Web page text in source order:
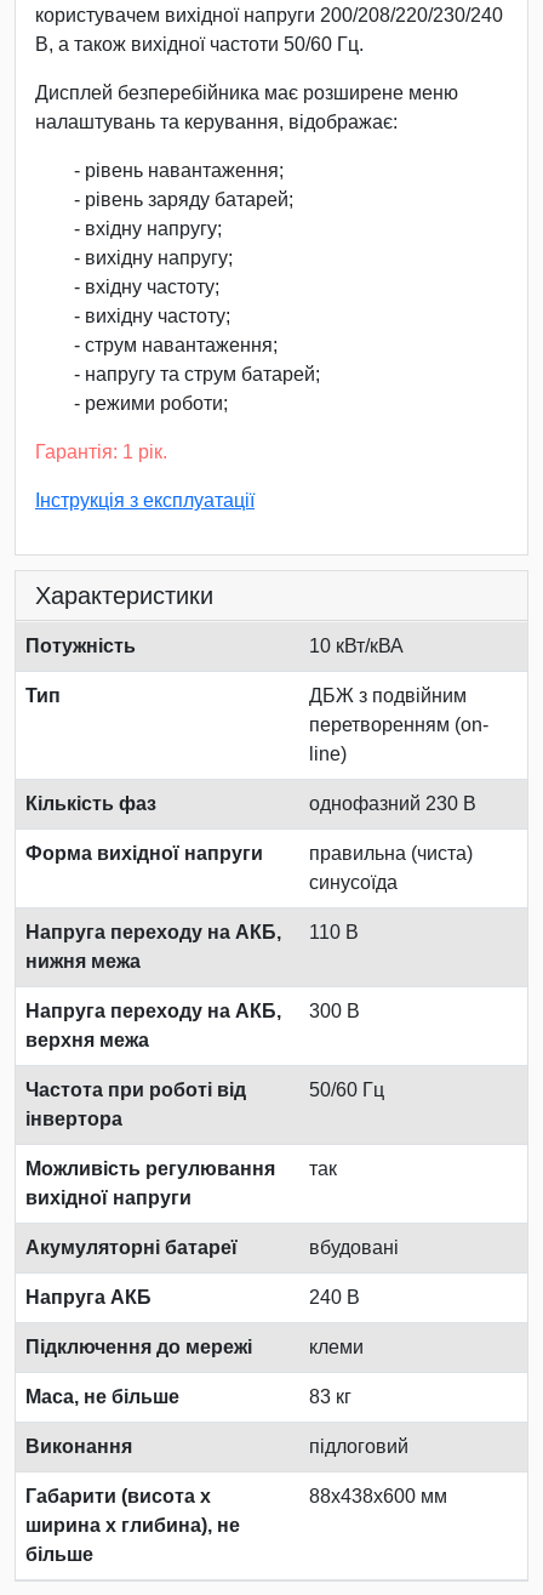
користувачем вихідної напруги 200/208/220/230/240
В, а також вихідної частоти 50/60 Гц.
Дисплей безперебійника має розширене меню
налаштувань та керування, відображає:
- рівень навантаження;
- рівень заряду батарей;
- вхідну напругу;
- вихідну напругу;
- вхідну частоту;
- вихідну частоту;
- струм навантаження;
- напругу та струм батарей;
- режими роботи;
Гарантія: 1 рік.
Інструкція з експлуатації
Характеристики
Потужність 10 кВт/кВА
Тип
ДБЖ з подвійним
перетворенням (on-
line)
Кількість фаз однофазний 230 В
Форма вихідної напруги
правильна (чиста)
синусоїда
Напруга переходу на АКБ,
нижня межа
110 В
Напруга переходу на АКБ,
верхня межа
300 В
Частота при роботі від
інвертора
50/60 Гц
Можливість регулювання
вихідної напруги
так
Акумуляторні батареї вбудовані
Напруга АКБ 240 В
Підключення до мережі клеми
Маса, не більше 83 кг
Виконання підлоговий
Габарити (висота х
ширина х глибина), не
більше
88x438x600 мм